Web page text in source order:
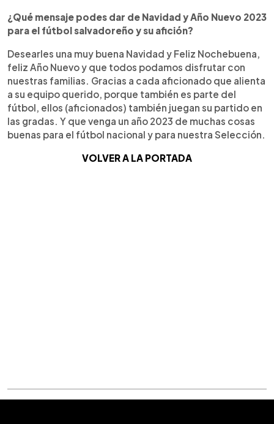
¿Qué mensaje podes dar de Navidad y Año Nuevo 2023
para el fútbol salvadoreño y su afición?
Desearles una muy buena Navidad y Feliz Nochebuena,
feliz Año Nuevo y que todos podamos disfrutar con
nuestras familias. Gracias a cada aficionado que alienta
a su equipo querido, porque también es parte del
fútbol, ellos (aficionados) también juegan su partido en
las gradas. Y que venga un año 2023 de muchas cosas
buenas para el fútbol nacional y para nuestra Selección.
VOLVER A LA PORTADA